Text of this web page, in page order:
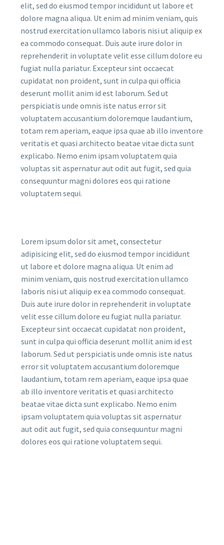
elit, sed do eiusmod tempor incididunt ut labore et
dolore magna aliqua. Ut enim ad minim veniam, quis
nostrud exercitation ullamco laboris nisi ut aliquip ex
ea commodo consequat. Duis aute irure dolor in
reprehenderit in voluptate velit esse cillum dolore eu
fugiat nulla pariatur. Excepteur sint occaecat
cupidatat non proident, sunt in culpa qui officia
deserunt mollit anim id est laborum. Sed ut
perspiciatis unde omnis iste natus error sit
voluptatem accusantium doloremque laudantium,
totam rem aperiam, eaque ipsa quae ab illo inventore
veritatis et quasi architecto beatae vitae dicta sunt
explicabo. Nemo enim ipsam voluptatem quia
voluptas sit aspernatur aut odit aut fugit, sed quia
consequuntur magni dolores eos qui ratione
voluptatem sequi.
Lorem ipsum dolor sit amet, consectetur
adipisicing elit, sed do eiusmod tempor incididunt
ut labore et dolore magna aliqua. Ut enim ad
minim veniam, quis nostrud exercitation ullamco
laboris nisi ut aliquip ex ea commodo consequat.
Duis aute irure dolor in reprehenderit in voluptate
velit esse cillum dolore eu fugiat nulla pariatur.
Excepteur sint occaecat cupidatat non proident,
sunt in culpa qui officia deserunt mollit anim id est
laborum. Sed ut perspiciatis unde omnis iste natus
error sit voluptatem accusantium doloremque
laudantium, totam rem aperiam, eaque ipsa quae
ab illo inventore veritatis et quasi architecto
beatae vitae dicta sunt explicabo. Nemo enim
ipsam voluptatem quia voluptas sit aspernatur
aut odit aut fugit, sed quia consequuntur magni
dolores eos qui ratione voluptatem sequi.